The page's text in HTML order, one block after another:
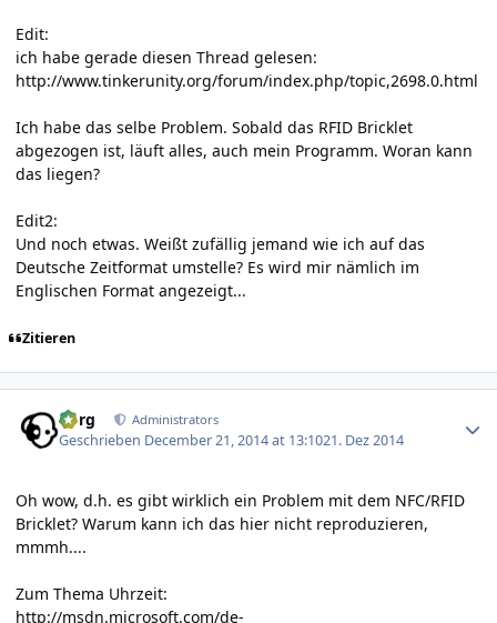
Edit:
ich habe gerade diesen Thread gelesen:
http://www.tinkerunity.org/forum/index.php/topic,2698.0.html
Ich habe das selbe Problem. Sobald das RFID Bricklet
abgezogen ist, läuft alles, auch mein Programm. Woran kann
das liegen?
Edit2:
Und noch etwas. Weißt zufällig jemand wie ich auf das
Deutsche Zeitformat umstelle? Es wird mir nämlich im
Englischen Format angezeigt...
Zitieren
borg Administrators
Geschrieben December 21, 2014 at 13:1021. Dez 2014
Oh wow, d.h. es gibt wirklich ein Problem mit dem NFC/RFID
Bricklet? Warum kann ich das hier nicht reproduzieren,
mmmh....
Zum Thema Uhrzeit:
http://msdn.microsoft.com/de-